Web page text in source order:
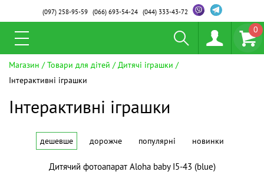
(097)258-95-59 (066)693-54-24 (044)333-43-72
0
Магазин Товари для дітей
Дитячі іграшки
Інтерактивні іграшки
Інтерактивні іграшки
дешевше дорожче популярні новинки
Дитячий фотоапарат Aloha baby I5-43 (blue)